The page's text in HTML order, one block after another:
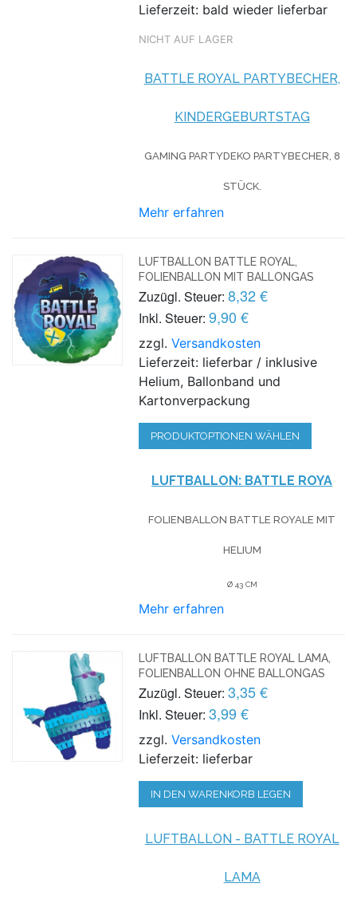
Lieferzeit: bald wieder lieferbar
NICHT AUF LAGER
BATTLE ROYAL PARTYBECHER,
KINDERGEBURTSTAG
GAMING PARTYDEKO PARTYBECHER, 8
STÜCK.
Mehr erfahren
LUFTBALLON BATTLE ROYAL,
FOLIENBALLON MIT BALLONGAS
Zuzügl. Steuer: 8,32 €
Inkl. Steuer: 9,90 €
zzgl.Versandkosten
Lieferzeit: lieferbar / inklusive
Helium, Ballonband und
Kartonverpackung
PRODUKTOPTIONEN WÄHLEN
LUFTBALLON: BATTLE ROYA
FOLIENBALLON BATTLE ROYALE MIT
HELIUM
Ø 43 CM
Mehr erfahren
LUFTBALLON BATTLE ROYAL LAMA,
FOLIENBALLON OHNE BALLONGAS
Zuzügl. Steuer: 3,35 €
Inkl. Steuer: 3,99 €
zzgl.Versandkosten
Lieferzeit: lieferbar
IN DEN WARENKORB LEGEN
LUFTBALLON - BATTLE ROYAL
LAMA